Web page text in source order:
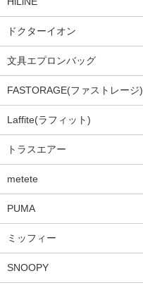
ドクターイオン
文具エプロンバッグ
FASTORAGE(ファストレージ)
Laffite(ラフィット)
トラスエアー
metete
PUMA
ミッフィー
SNOOPY